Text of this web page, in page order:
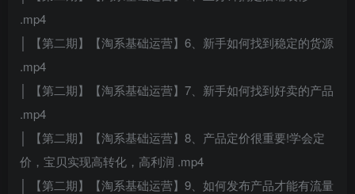
.mp4
│ 【第二期】【淘系基础运营】6、新手如何找到稳定的货源
.mp4
│ 【第二期】【淘系基础运营】7、新手如何找到好卖的产品
.mp4
│ 【第二期】【淘系基础运营】8、产品定价很重要!学会定
价，宝贝实现高转化，高利润 .mp4
│ 【第二期】【淘系基础运营】9、如何发布产品才能有流量